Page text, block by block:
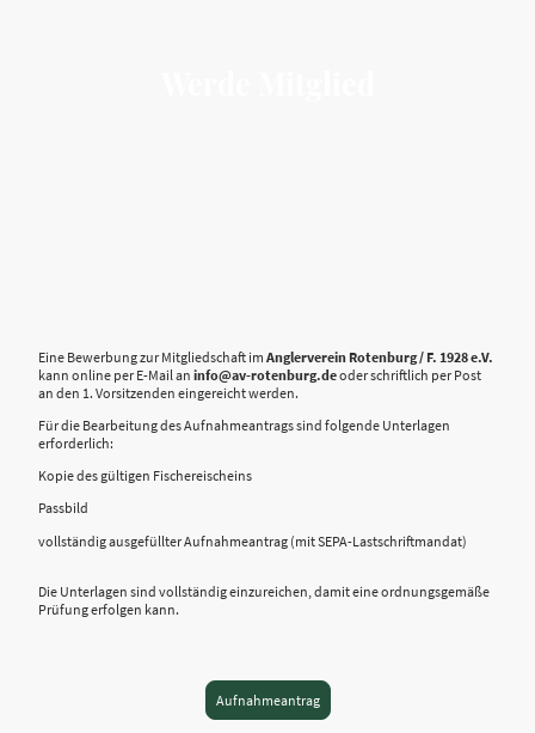
Eine Bewerbung zur Mitgliedschaft im Anglerverein Rotenburg / F. 1928 e.V.
kann online per E-Mail an info@av-rotenburg.deoder schriftlich per Post
an den 1. Vorsitzenden eingereicht werden.
Für die Bearbeitung des Aufnahmeantrags sind folgende Unterlagen
erforderlich:
Kopie des gültigen Fischereischeins
Passbild
vollständig ausgefüllter Aufnahmeantrag (mit SEPA-Lastschriftmandat)
Die Unterlagen sind vollständig einzureichen, damit eine ordnungsgemäße
Prüfung erfolgen kann.
Aufnahmeantrag